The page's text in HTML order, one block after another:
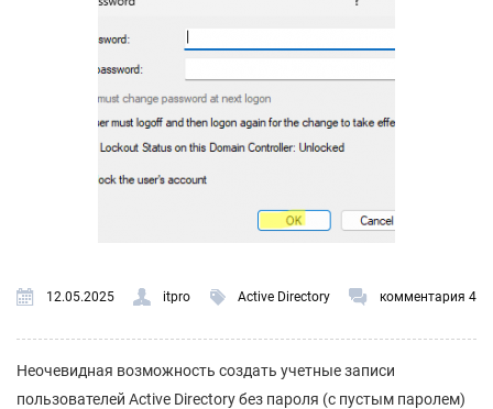
12.05.2025 itpro Active Directory комментария 4
Неочевидная возможность создать учетные записи
пользователей Active Directory без пароля (с пустым паролем)